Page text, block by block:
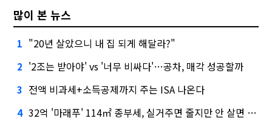
많이 본 뉴스
1 "20년 살았으니 내 집 되게 해달라?"
2 '2조는 받아야' vs '너무 비싸다'…공차, 매각 성공할까
3 전액 비과세+소득공제까지 주는 ISA 나온다
4 32억 '마래푸' 114㎡ 종부세, 실거주면 줄지만 안 살면 2.5배